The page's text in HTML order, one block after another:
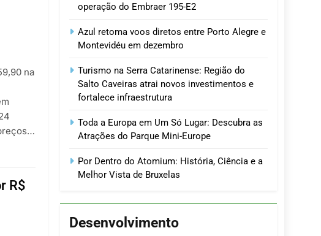
na
R$
operação do Embraer 195-E2
Azul retoma voos diretos entre Porto Alegre e
Montevidéu em dezembro
Turismo na Serra Catarinense: Região do
Salto Caveiras atrai novos investimentos e
fortalece infraestrutura
Toda a Europa em Um Só Lugar: Descubra as
Atrações do Parque Mini-Europe
Por Dentro do Atomium: História, Ciência e a
Melhor Vista de Bruxelas
Desenvolvimento